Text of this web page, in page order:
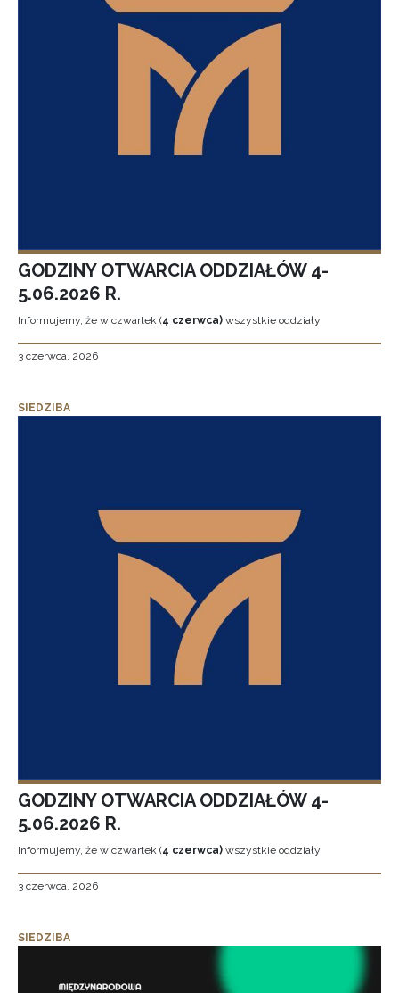
GODZINY OTWARCIA ODDZIAŁÓW 4-
5.06.2026 R.
Informujemy, że w czwartek (4 czerwca) wszystkie oddziały
3 czerwca, 2026
SIEDZIBA
GODZINY OTWARCIA ODDZIAŁÓW 4-
5.06.2026 R.
Informujemy, że w czwartek (4 czerwca) wszystkie oddziały
3 czerwca, 2026
SIEDZIBA